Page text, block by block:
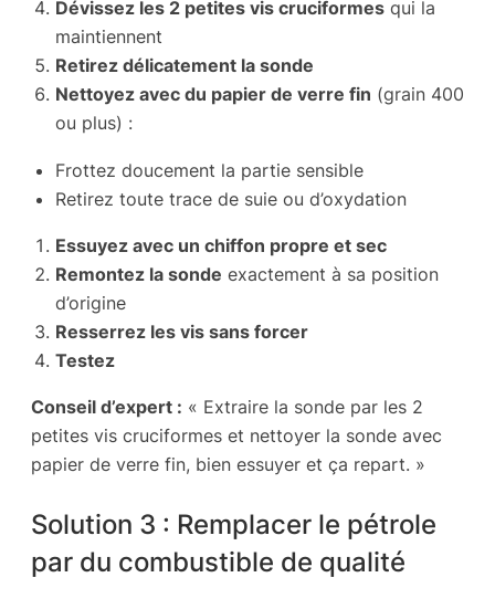
Dévissez les 2 petites vis cruciformes qui la
maintiennent
Retirez délicatement la sonde
Nettoyez avec du papier de verre fin (grain 400
ou plus) :
Frottez doucement la partie sensible
Retirez toute trace de suie ou d’oxydation
Essuyez avec un chiffon propre et sec
Remontez la sonde exactement à sa position
d’origine
Resserrez les vis sans forcer
Testez
Conseil d’expert : « Extraire la sonde par les 2
petites vis cruciformes et nettoyer la sonde avec
papier de verre fin, bien essuyer et ça repart. »
Solution 3 : Remplacer le pétrole
par du combustible de qualité